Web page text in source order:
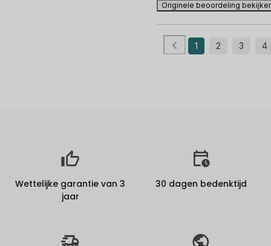
Originele beoordeling
1 2 3 4
Wettelijke garantie van 3
jaar
30 dagen bedenktijd